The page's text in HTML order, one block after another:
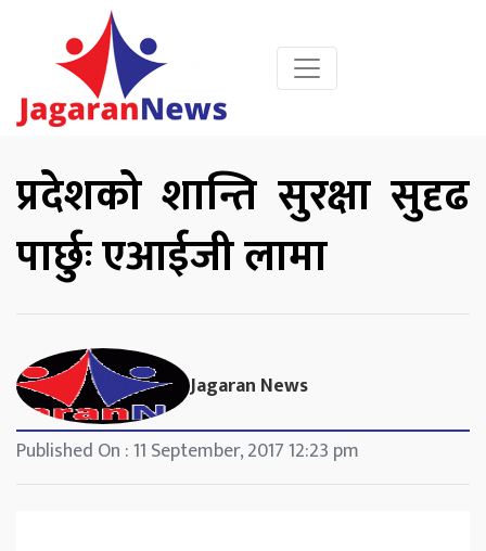
प्रदेशको शान्ति सुरक्षा सुदृढ
पार्छुः एआईजी लामा
Jagaran News
Published On : 11 September, 2017 12:23 pm